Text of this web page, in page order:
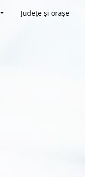
Județe și orașe